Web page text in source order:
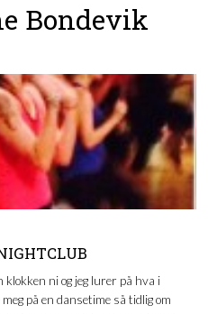
Bondevik
klokken ni og jeg lurer på hva i
på en dansetime så tidlig om